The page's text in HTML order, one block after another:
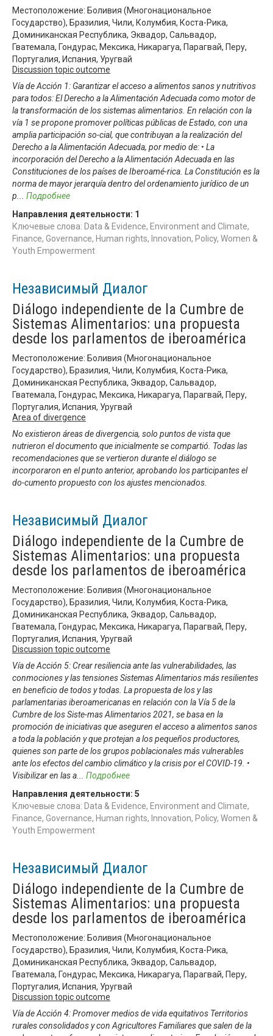
Местоположение: Боливия (Многонациональное
Государство), Бразилия, Чили, Колумбия, Коста-Рика,
Доминиканская Республика, Эквадор, Сальвадор,
Гватемала, Гондурас, Мексика, Никарагуа, Парагвай, Перу,
Португалия, Испания, Уругвай
Discussion topic outcome
Vía de Acción 1: Garantizar el acceso a alimentos sanos y nutritivos
para todos: El Derecho a la Alimentación Adecuada como motor de
la transformación de los sistemas alimentarios. En relación con la
vía 1 se propone promover políticas públicas de Estado, con una
amplia participación so-cial, que contribuyan a la realización del
Derecho a la Alimentación Adecuada, por medio de: • La
incorporación del Derecho a la Alimentación Adecuada en las
Constituciones de los países de Iberoamé-rica. La Constitución es la
norma de mayor jerarquía dentro del ordenamiento jurídico de un
p
Подробнее
Направления деятельности: 1
Ключевые слова: Data & Evidence, Environment and Climate,
Finance, Governance, Human rights, Innovation, Policy, Women &
Youth Empowerment
Независимый Диалог
Diálogo independiente de la Cumbre de
Sistemas Alimentarios: una propuesta
desde los parlamentos de iberoamérica
Местоположение: Боливия (Многонациональное
Государство), Бразилия, Чили, Колумбия, Коста-Рика,
Доминиканская Республика, Эквадор, Сальвадор,
Гватемала, Гондурас, Мексика, Никарагуа, Парагвай, Перу,
Португалия, Испания, Уругвай
Area of divergence
No existieron áreas de divergencia, solo puntos de vista que
nutrieron el documento que inicialmente se compartió. Todas las
recomendaciones que se vertieron durante el diálogo se
incorporaron en el punto anterior, aprobando los participantes el
do-cumento propuesto con los ajustes mencionados.
Независимый Диалог
Diálogo independiente de la Cumbre de
Sistemas Alimentarios: una propuesta
desde los parlamentos de iberoamérica
Местоположение: Боливия (Многонациональное
Государство), Бразилия, Чили, Колумбия, Коста-Рика,
Доминиканская Республика, Эквадор, Сальвадор,
Гватемала, Гондурас, Мексика, Никарагуа, Парагвай, Перу,
Португалия, Испания, Уругвай
Discussion topic outcome
Vía de Acción 5: Crear resiliencia ante las vulnerabilidades, las
conmociones y las tensiones Sistemas Alimentarios más resilientes
en beneficio de todos y todas. La propuesta de los y las
parlamentarias iberoamericanas en relación con la Vía 5 de la
Cumbre de los Siste-mas Alimentarios 2021, se basa en la
promoción de iniciativas que aseguren el acceso a alimentos sanos
a toda la población y que protejan a los pequeños productores,
quienes son parte de los grupos poblacionales más vulnerables
ante los efectos del cambio climático y la crisis por el COVID-19. •
Visibilizar en las a
Подробнее
Направления деятельности: 5
Ключевые слова: Data & Evidence, Environment and Climate,
Finance, Governance, Human rights, Innovation, Policy, Women &
Youth Empowerment
Независимый Диалог
Diálogo independiente de la Cumbre de
Sistemas Alimentarios: una propuesta
desde los parlamentos de iberoamérica
Местоположение: Боливия (Многонациональное
Государство), Бразилия, Чили, Колумбия, Коста-Рика,
Доминиканская Республика, Эквадор, Сальвадор,
Гватемала, Гондурас, Мексика, Никарагуа, Парагвай, Перу,
Португалия, Испания, Уругвай
Discussion topic outcome
Vía de Acción 4: Promover medios de vida equitativos Territorios
rurales consolidados y con Agricultores Familiares que salen de la